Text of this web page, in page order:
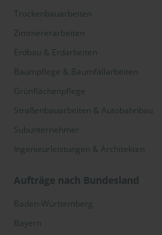
Trockenbauarbeiten
Zimmererarbeiten
Erdbau & Erdarbeiten
Baumpflege & Baumfällarbeiten
Grünflächenpflege
Straßenbauarbeiten & Autobahnbau
Subunternehmer
Ingenieurleistungen & Architekten
Aufträge nach Bundesland
Baden-Württemberg
Bayern